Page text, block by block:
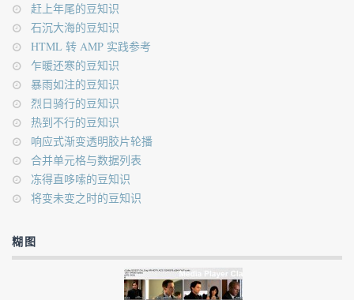
赶上年尾的豆知识
石沉大海的豆知识
HTML 转 AMP 实践参考
乍暖还寒的豆知识
暴雨如注的豆知识
烈日骑行的豆知识
热到不行的豆知识
响应式渐变透明胶片轮播
合并单元格与数据列表
冻得直哆嗦的豆知识
将变未变之时的豆知识
糊图